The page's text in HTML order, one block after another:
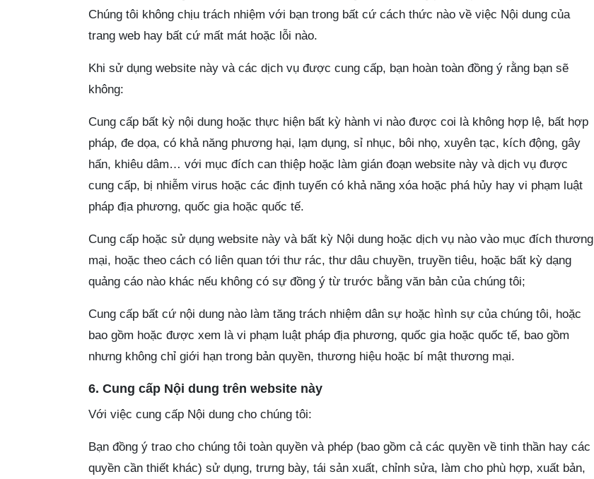
Chúng tôi không chịu trách nhiệm với bạn trong bất cứ cách thức nào về việc Nội dung của
trang web hay bất cứ mất mát hoặc lỗi nào.
Khi sử dụng website này và các dịch vụ được cung cấp, bạn hoàn toàn đồng ý rằng bạn sẽ
không:
Cung cấp bất kỳ nội dung hoặc thực hiện bất kỳ hành vi nào được coi là không hợp lệ, bất hợp
pháp, đe dọa, có khả năng phương hại, lạm dụng, sỉ nhục, bôi nhọ, xuyên tạc, kích động, gây
hấn, khiêu dâm… với mục đích can thiệp hoặc làm gián đoạn website này và dịch vụ được
cung cấp, bị nhiễm virus hoặc các định tuyến có khả năng xóa hoặc phá hủy hay vi phạm luật
pháp địa phương, quốc gia hoặc quốc tế.
Cung cấp hoặc sử dụng website này và bất kỳ Nội dung hoặc dịch vụ nào vào mục đích thương
mại, hoặc theo cách có liên quan tới thư rác, thư dâu chuyền, truyền tiêu, hoặc bất kỳ dạng
quảng cáo nào khác nếu không có sự đồng ý từ trước bằng văn bản của chúng tôi;
Cung cấp bất cứ nội dung nào làm tăng trách nhiệm dân sự hoặc hình sự của chúng tôi, hoặc
bao gồm hoặc được xem là vi phạm luật pháp địa phương, quốc gia hoặc quốc tế, bao gồm
nhưng không chỉ giới hạn trong bản quyền, thương hiệu hoặc bí mật thương mại.
6. Cung cấp Nội dung trên website này
Với việc cung cấp Nội dung cho chúng tôi:
Bạn đồng ý trao cho chúng tôi toàn quyền và phép (bao gồm cả các quyền về tinh thần hay các
quyền cần thiết khác) sử dụng, trưng bày, tái sản xuất, chỉnh sửa, làm cho phù hợp, xuất bản,